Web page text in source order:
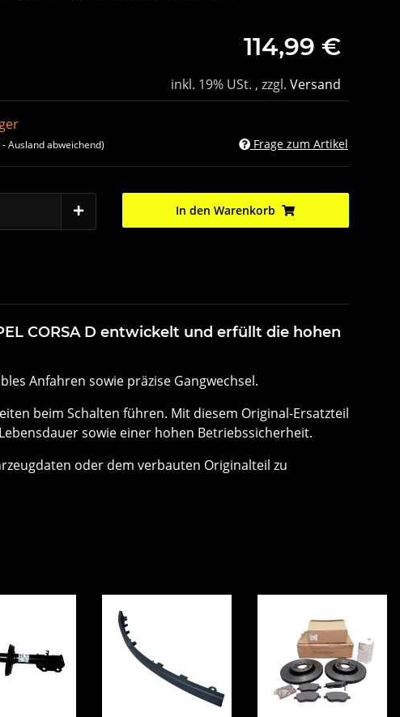
114,99 €
inkl. 19% USt. , zzgl. Versand
- Ausland abweichend) Frage zum Artikel
In den Warenkorb
CORSA D entwickelt und erfüllt die hohen
Anfahren sowie präzise Gangwechsel.
beim Schalten führen. Mit diesem Original-Ersatzteil
sowie einer hohen Betriebssicherheit.
oder dem verbauten Originalteil zu